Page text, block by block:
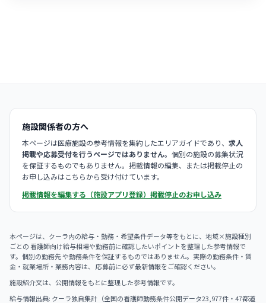
施設関係者の方へ
本ページは医療施設の参考情報を集約したエリアガイドであり、 求人
掲載や応募受付を行うページではありません。個別の施設の募集状況
を保証するものでもありません。掲載情報の編集、または掲載停止の
お申し込みはこちらから受け付けています。
掲載情報を編集する（施設アプリ登録） 掲載停止のお申し込み
本ページは、クーラ内の給与・勤務・希望条件データ等をもとに、地域×施設種別
ごとの 看護師向け給与相場や勤務前に確認したいポイントを整理した参考情報で
す。個別の勤務先 や勤務条件を保証するものではありません。実際の勤務条件・賃
金・就業場所・業務内容は、 応募前に必ず最新情報をご確認ください。
施設紹介文は、公開情報をもとに整理した参考情報です。
給与情報出典: クーラ独自集計（全国の看護師勤務条件公開データ23,977件・47都道